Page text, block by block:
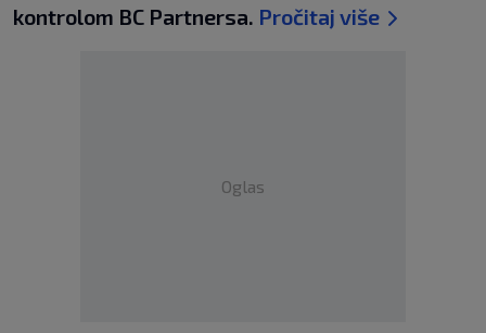
kontrolom BC Partnersa. Pročitaj više
Oglas